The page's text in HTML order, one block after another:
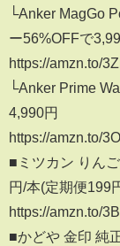
└Anker MagGo
ー56%OFFで
https://amzn.to/
└Anker Prime
4,990円
https://amzn.to/
■ミツカン りん
円/本(定期便199
https://amzn.to/
■かどや 金印 純